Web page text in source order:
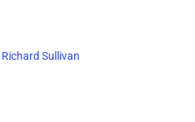
Richard Sullivan